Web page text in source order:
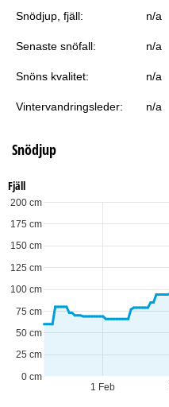
Snödjup, fjäll: n/a
Senaste snöfall: n/a
Snöns kvalitet: n/a
Vintervandringsleder: n/a
Snödjup
Fjäll
1 Feb
0 cm
25 cm
50 cm
75 cm
100 cm
125 cm
150 cm
175 cm
200 cm